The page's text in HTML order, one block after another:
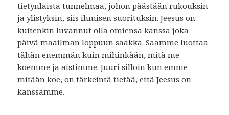
tietynlaista tunnelmaa, johon päästään rukouksin
ja ylistyksin, siis ihmisen suorituksin. Jeesus on
kuitenkin luvannut olla omiensa kanssa joka
päivä maailman loppuun saakka. Saamme luottaa
tähän enemmän kuin mihinkään, mitä me
koemme ja aistimme. Juuri silloin kun emme
mitään koe, on tärkeintä tietää, että Jeesus on
kanssamme.